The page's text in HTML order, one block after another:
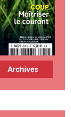
Archives